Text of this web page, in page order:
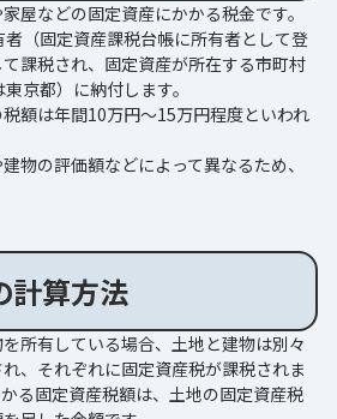
屋などの固定資産にかかる税金です。
（固定資産課税台帳に所有者として登
課税され、固定資産が所在する市町村
京都）に納付します。
額は年間10万円～15万円程度といわれ
物の評価額などによって異なるため、
計算方法
所有している場合、土地と建物は別々
、それぞれに固定資産税が課税されま
る固定資産税額は、土地の固定資産税